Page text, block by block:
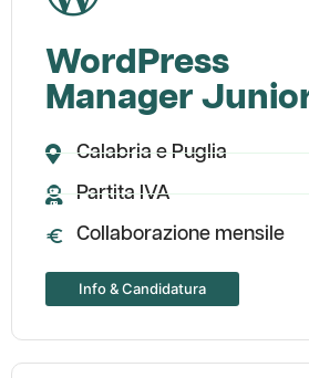
WordPress
Manager
Calabria e Puglia
Partita IVA
Collaborazione mensile
Info & Candidatura